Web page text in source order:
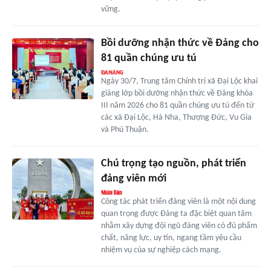
vững.
Bồi dưỡng nhận thức về Đảng cho
81 quần chúng ưu tú
Ngày 30/7, Trung tâm Chính trị xã Đại Lộc khai
giảng lớp bồi dưỡng nhận thức về Đảng khóa
III năm 2026 cho 81 quần chúng ưu tú đến từ
các xã Đại Lộc, Hà Nha, Thượng Đức, Vu Gia
và Phú Thuận.
Chú trọng tạo nguồn, phát triển
đảng viên mới
Công tác phát triển đảng viên là một nội dung
quan trọng được Đảng ta đặc biệt quan tâm
nhằm xây dựng đội ngũ đảng viên có đủ phẩm
chất, năng lực, uy tín, ngang tầm yêu cầu
nhiệm vụ của sự nghiệp cách mạng.